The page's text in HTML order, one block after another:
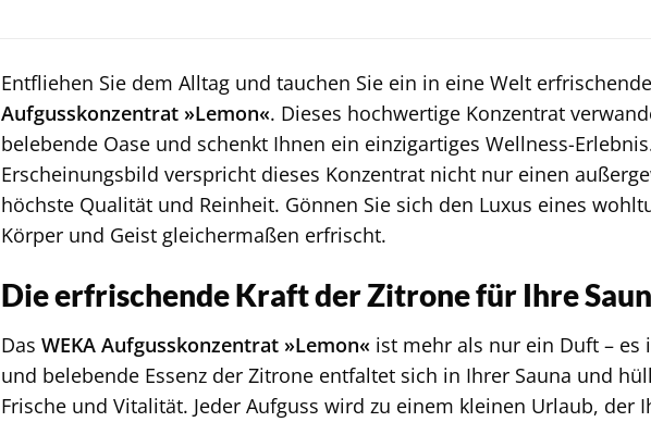
Entfliehen Sie dem Alltag und tauchen Sie ein in eine Welt
Aufgusskonzentrat »Lemon«. Dieses hochwertige Konzentrat
belebende Oase und schenkt Ihnen ein einzigartiges Wellness-
Erscheinungsbild verspricht dieses Konzentrat nicht nur einen
höchste Qualität und Reinheit. Gönnen Sie sich den Luxus eines
Körper und Geist gleichermaßen erfrischt.
Die erfrischende Kraft der Zitrone für Ihre
DasWEKA Aufgusskonzentrat »Lemon« ist mehr als nur ein Duft – es
und belebende Essenz der Zitrone entfaltet sich in Ihrer Sauna und
Frische und Vitalität. Jeder Aufguss wird zu einem kleinen Urlaub, der